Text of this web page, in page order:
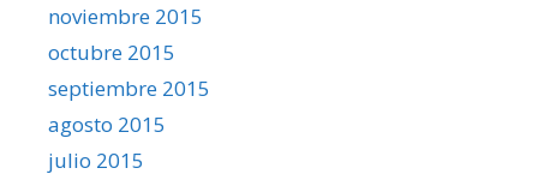
noviembre 2015
octubre 2015
septiembre 2015
agosto 2015
julio 2015